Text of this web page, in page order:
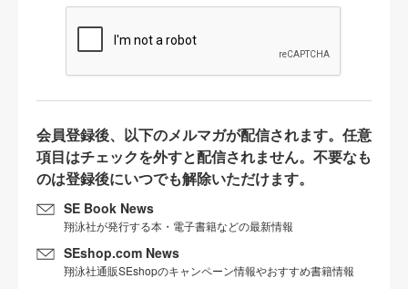
会員登録後、以下のメルマガが配信されます。任意
項目はチェックを外すと配信されません。不要なも
のは登録後にいつでも解除いただけます。
SE Book News
翔泳社が発行する本・電子書籍などの最新情報
SEshop.com News
翔泳社通販SEshopのキャンペーン情報やおすすめ書籍情報